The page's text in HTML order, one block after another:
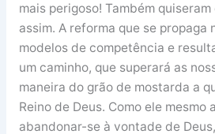
mais perigoso! Também
assim. A reforma que se propaga
modelos de competência e
um caminho, que superará as
maneira do grão de mostarda a
Reino de Deus. Como ele mesmo
abandonar-se à vontade de